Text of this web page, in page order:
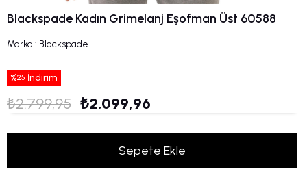
Blackspade Kadın Grimelanj Eşofman Üst 60588
Marka : Blackspade
%25 İndirim
₺2.799,95 ₺2.099,96